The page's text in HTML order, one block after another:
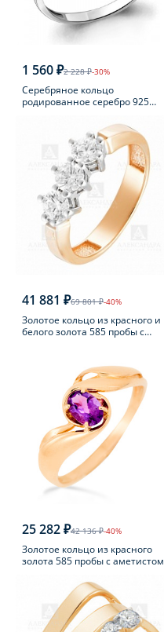
1 560 ₽2 228 ₽-30%
Серебряное кольцо
родированное серебро 925
41 881 ₽69 801 ₽-40%
Золотое кольцо из красного и
белого золота 585 пробы с
25 282 ₽42 136 ₽-40%
Золотое кольцо из красного
золота 585 пробы с аметистом